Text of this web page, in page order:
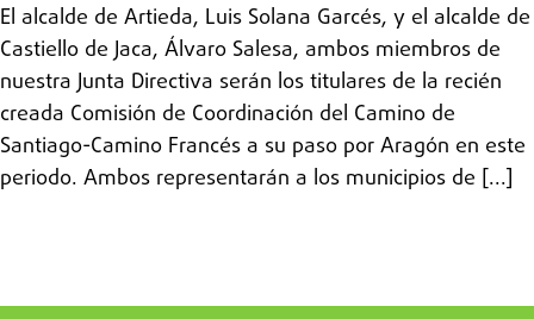
El alcalde de Artieda, Luis Solana Garcés, y el alcalde de
Castiello de Jaca, Álvaro Salesa, ambos miembros de
nuestra Junta Directiva serán los titulares de la recién
creada Comisión de Coordinación del Camino de
Santiago-Camino Francés a su paso por Aragón en este
periodo. Ambos representarán a los municipios de [...]